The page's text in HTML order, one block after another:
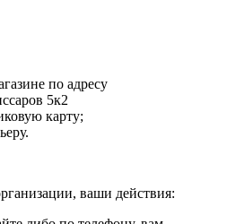
по адресу
5к2
карту;
ваши действия: